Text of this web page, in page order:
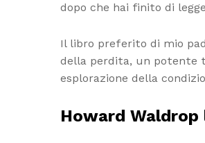
dopo che hai finito di
Il libro preferito di mio
della perdita, un potente
esplorazione della
Howard